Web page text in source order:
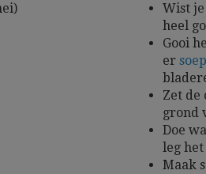
Wist
heel
Gooi
er soep
Zet de
grond
Doe
leg
Maak